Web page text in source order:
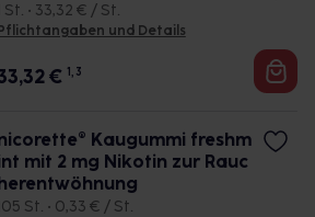
St. • 33,32 € / St.
Pflichtangaben und Details
€ 1, 3
Kaugummi freshm
mit 2 mg Nikotin zur Rauc
St. • 0,33 € / St.